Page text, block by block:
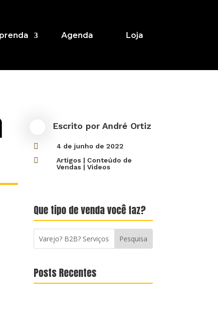
Agenda Loja
Escrito porAndré Ortiz
 4 de junho de 2022
 Artigos | Conteúdo de
Vendas |Videos
Que tipo de venda você faz?
Posts Recentes